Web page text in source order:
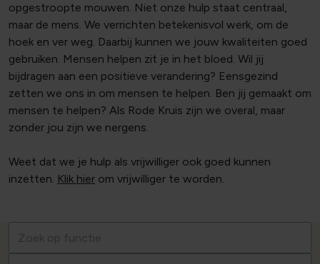
opgestroopte mouwen. Niet onze hulp staat centraal,
maar de mens. We verrichten betekenisvol werk, om de
hoek en ver weg. Daarbij kunnen we jouw kwaliteiten goed
gebruiken. Mensen helpen zit je in het bloed. Wil jij
bijdragen aan een positieve verandering? Eensgezind
zetten we ons in om mensen te helpen. Ben jij gemaakt om
mensen te helpen? Als Rode Kruis zijn we overal, maar
zonder jou zijn we nergens.
Weet dat we je hulp als vrijwilliger ook goed kunnen
inzetten. Klik hier om vrijwilliger te worden.